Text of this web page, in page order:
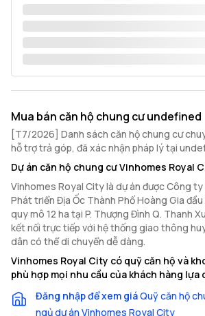
Mua bán căn hộ chung cư undefined
[T7/2026] Danh sách căn hộ chung cư
hỗ trợ trả góp, đã xác nhận pháp lý tại
Dự án căn hộ chung cư Vinhomes Royal
Vinhomes Royal City là dự án được Công ty
Phát triển Địa Ốc Thành Phố Hoàng Gia
quy mô 12 ha tại P. Thượng Đình Q. Thanh
kết nối trực tiếp với hệ thống giao thông
dân có thể di chuyển dễ dàng.
Vinhomes Royal City có quỹ căn hộ và
phù hợp mọi nhu cầu của khách hàng lựa
Đăng nhập để xem giáQuỹ căn hộ
ngủ dự án Vinhomes Royal City